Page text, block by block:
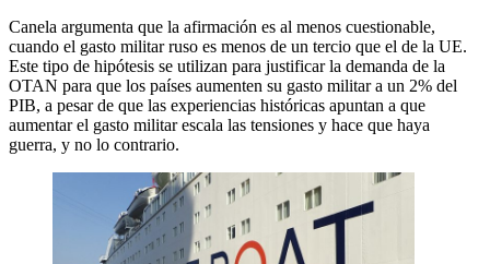
Canela argumenta que la afirmación es al menos cuestionable,
cuando el gasto militar ruso es menos de un tercio que el de la UE.
Este tipo de hipótesis se utilizan para justificar la demanda de la
OTAN para que los países aumenten su gasto militar a un 2% del
PIB, a pesar de que las experiencias históricas apuntan a que
aumentar el gasto militar escala las tensiones y hace que haya
guerra, y no lo contrario.